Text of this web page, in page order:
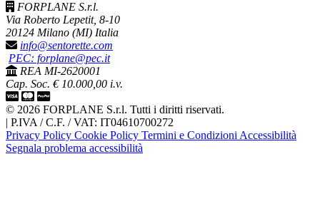
FORPLANE S.r.l.
Via Roberto Lepetit, 8-10
20124 Milano (MI) Italia
info@sentorette.com
PEC: forplane@pec.it
REA MI-2620001
Cap. Soc. € 10.000,00 i.v.
© 2026 FORPLANE S.r.l. Tutti i diritti riservati.
| P.IVA / C.F. / VAT: IT04610700272
Privacy Policy Cookie Policy Termini e Condizioni Accessibilità
Segnala problema accessibilità